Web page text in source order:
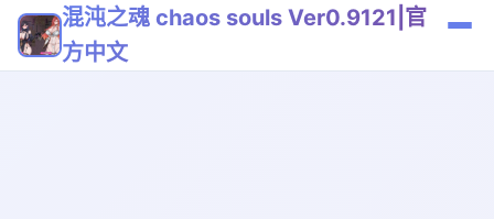
混沌之魂 chaos souls Ver0.9121|官
方中文